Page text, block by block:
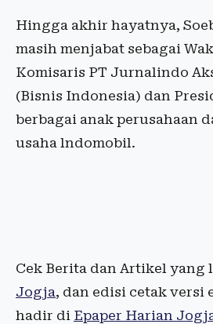
Hingga akhir hayatnya,
masih menjabat sebagai
Komisaris PT Jurnalindo
(Bisnis Indonesia) dan
berbagai anak perusahaan
usaha lndomobil.
Cek Berita dan Artikel yang
Jogja, dan edisi cetak versi
hadir di Epaper Harian